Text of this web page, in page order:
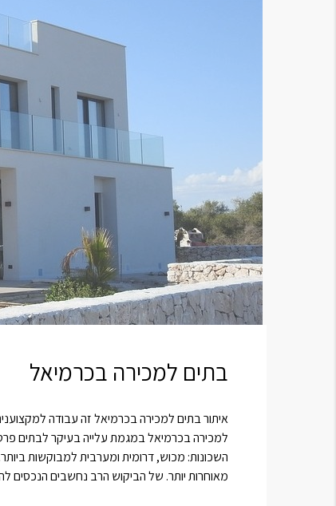
בתים למכירה בכרמיאל
איתור בתים למכירה בכרמיאל זה עבודה
למכירה בכרמיאל במגמת עלייה בעיקר לבתים
השכונות: מכוש, דרומית ומערבית למבוקשות
מאוחרות יותר. של הביקוש הרב נחשבים